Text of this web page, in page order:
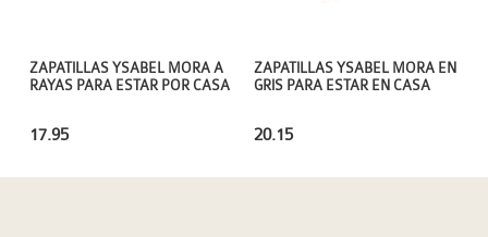
ZAPATILLAS YSABEL MORA EN
GRIS PARA ESTAR EN CASA
20.15
ZAPATILLAS YSABEL MORA A
RAYAS PARA ESTAR POR CASA
17.95